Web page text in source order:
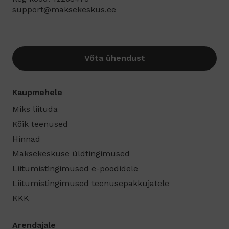
support@maksekeskus.ee
Võta ühendust
Kaupmehele
Miks liituda
Kõik teenused
Hinnad
Maksekeskuse üldtingimused
Liitumistingimused e-poodidele
Liitumistingimused teenusepakkujatele
KKK
Arendajale